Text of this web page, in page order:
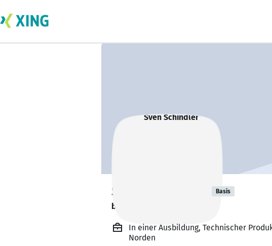
Sven Schindler Basis
bildet sich zurzeit weiter. 🎓
In einer Ausbildung, Technischer
Norden